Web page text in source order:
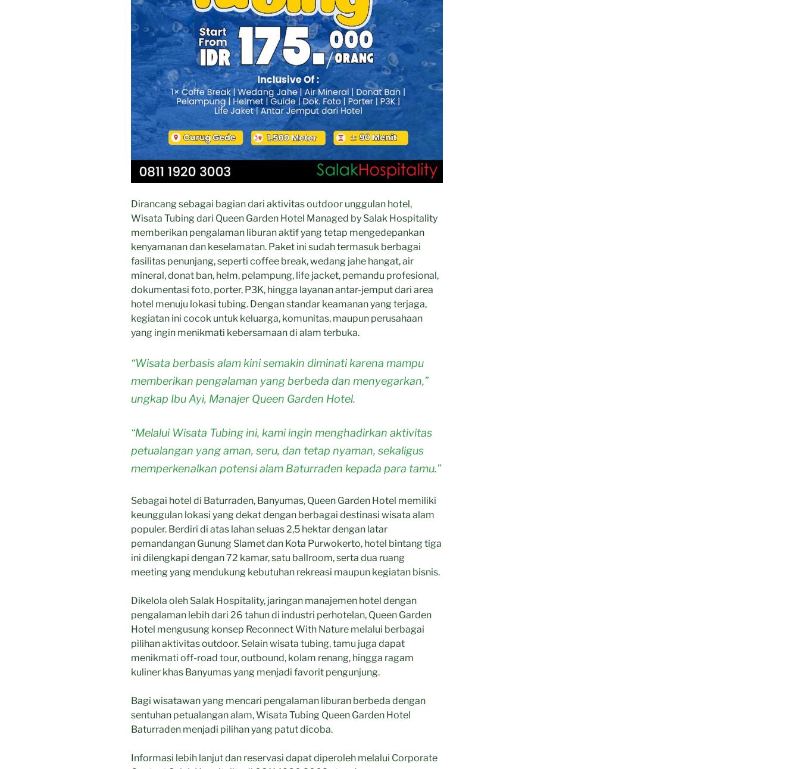
Dirancang sebagai bagian dari aktivitas outdoor unggulan hotel,
Wisata Tubing dari Queen Garden Hotel Managed by Salak Hospitality
memberikan pengalaman liburan aktif yang tetap mengedepankan
kenyamanan dan keselamatan. Paket ini sudah termasuk berbagai
fasilitas penunjang, seperti coffee break, wedang jahe hangat, air
mineral, donat ban, helm, pelampung, life jacket, pemandu profesional,
dokumentasi foto, porter, P3K, hingga layanan antar-jemput dari area
hotel menuju lokasi tubing. Dengan standar keamanan yang terjaga,
kegiatan ini cocok untuk keluarga, komunitas, maupun perusahaan
yang ingin menikmati kebersamaan di alam terbuka.
“Wisata berbasis alam kini semakin diminati karena mampu
memberikan pengalaman yang berbeda dan menyegarkan,”
ungkap Ibu Ayi, Manajer Queen Garden Hotel.
“Melalui Wisata Tubing ini, kami ingin menghadirkan aktivitas
petualangan yang aman, seru, dan tetap nyaman, sekaligus
memperkenalkan potensi alam Baturraden kepada para tamu.”
Sebagai hotel di Baturraden, Banyumas, Queen Garden Hotel memiliki
keunggulan lokasi yang dekat dengan berbagai destinasi wisata alam
populer. Berdiri di atas lahan seluas 2,5 hektar dengan latar
pemandangan Gunung Slamet dan Kota Purwokerto, hotel bintang tiga
ini dilengkapi dengan 72 kamar, satu ballroom, serta dua ruang
meeting yang mendukung kebutuhan rekreasi maupun kegiatan bisnis.
Dikelola oleh Salak Hospitality, jaringan manajemen hotel dengan
pengalaman lebih dari 26 tahun di industri perhotelan, Queen Garden
Hotel mengusung konsep Reconnect With Nature melalui berbagai
pilihan aktivitas outdoor. Selain wisata tubing, tamu juga dapat
menikmati off-road tour, outbound, kolam renang, hingga ragam
kuliner khas Banyumas yang menjadi favorit pengunjung.
Bagi wisatawan yang mencari pengalaman liburan berbeda dengan
sentuhan petualangan alam, Wisata Tubing Queen Garden Hotel
Baturraden menjadi pilihan yang patut dicoba.
Informasi lebih lanjut dan reservasi dapat diperoleh melalui Corporate